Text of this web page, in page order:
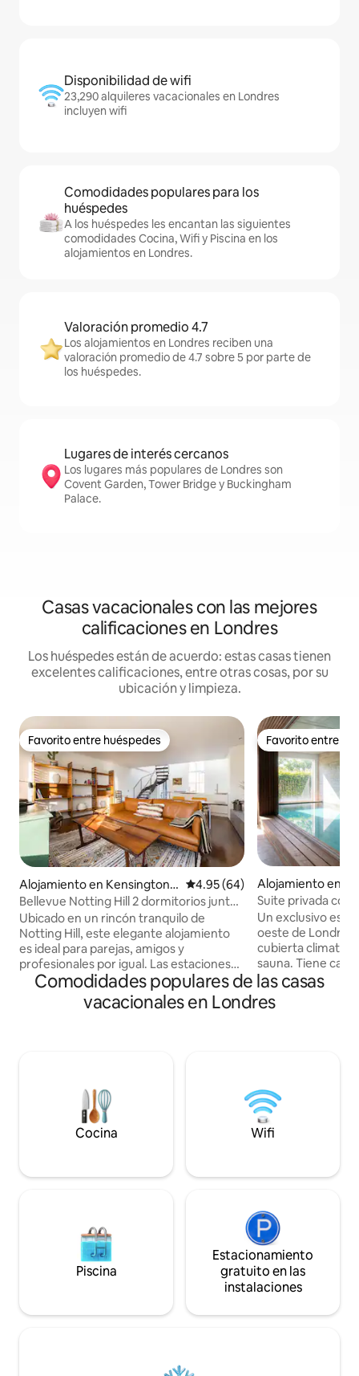
Disponibilidad de wifi
23,290 alquileres vacacionales en Londres
incluyen wifi
Comodidades populares para los
huéspedes
A los huéspedes les encantan las siguientes
comodidades Cocina, Wifi y Piscina en los
alojamientos en Londres.
Valoración promedio 4.7
Los alojamientos en Londres reciben una
valoración promedio de 4.7 sobre 5 por parte de
los huéspedes.
Lugares de interés cercanos
Los lugares más populares de Londres son
Covent Garden, Tower Bridge y Buckingham
Palace.
Casas vacacionales con las mejores
calificaciones en Londres
Los huéspedes están de acuerdo: estas casas tienen
excelentes calificaciones, entre otras cosas, por su
ubicación y limpieza.
Favorito entre huéspedes
Favorito entre huéspedes
Alojamiento en Kensington y
Chelsea
Calificación promedio: 4.95 de
4.95 (64)
Bellevue Notting Hill 2 dormitorios junto
a Holland Park
Ubicado en un rincón tranquilo de
Notting Hill, este elegante alojamiento
es ideal para parejas, amigos y
profesionales por igual. Las estaciones
de Holland Park y Notting Hill Gate están
a poca distancia a pie, lo que pone
algunos de los lugares más
una estancia más relajada en la ciudad,
este alojamiento es ideal. Características
principales - Amplio y lleno de luz -
Acceso directo al balcón privado -
Favorito entre
Favorito entre
Alojamiento en
h y Fulham
Suite privada con
piscina cubierta
Un exclusivo
oeste de Londres
cubierta
sauna. Tiene capacidad para 6 personas,
ideal para
familias o estancias
una cocina
distintiva a los
de Notting Hill,
conexiones de
Comodidades populares de las casas
vacacionales en Londres
Cocina Wifi
Piscina
Estacionamiento
gratuito en las
instalaciones